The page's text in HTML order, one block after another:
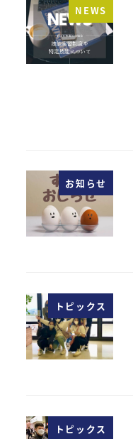
NEWS
お知らせ
トピックス
トピックス